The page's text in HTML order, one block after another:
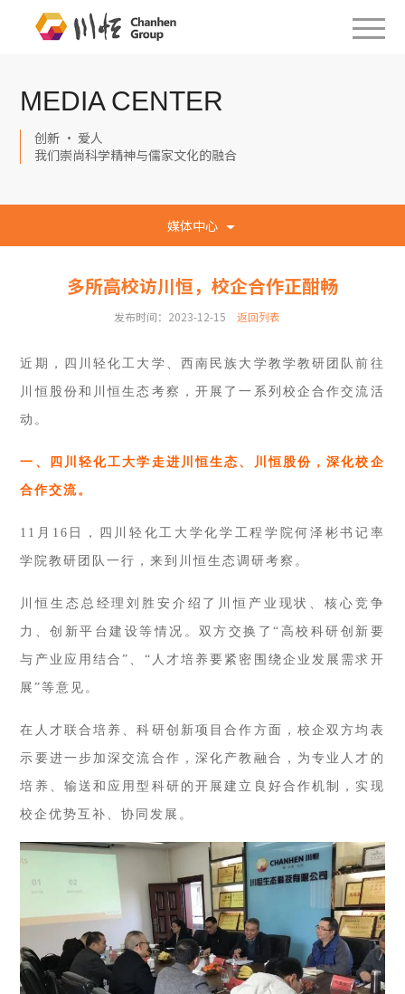
MEDIA CENTER
创新 · 爱人
我们崇尚科学精神与儒家文化的融合
媒体中心
多所高校访川恒，校企合作正酣畅
发布时间：2023-12-15 返回列表
近期，四川轻化工大学、西南民族大学教学教研团队前往
川恒股份和川恒生态考察，开展了一系列校企合作交流活
动。
一、四川轻化工大学走进川恒生态、川恒股份，深化校企
合作交流。
11月16日，四川轻化工大学化学工程学院何泽彬书记率
学院教研团队一行，来到川恒生态调研考察。
川恒生态总经理刘胜安介绍了川恒产业现状、核心竞争
力、创新平台建设等情况。双方交换了“高校科研创新要
与产业应用结合”、“人才培养要紧密围绕企业发展需求开
展”等意见。
在人才联合培养、科研创新项目合作方面，校企双方均表
示要进一步加深交流合作，深化产教融合，为专业人才的
培养、输送和应用型科研的开展建立良好合作机制，实现
校企优势互补、协同发展。